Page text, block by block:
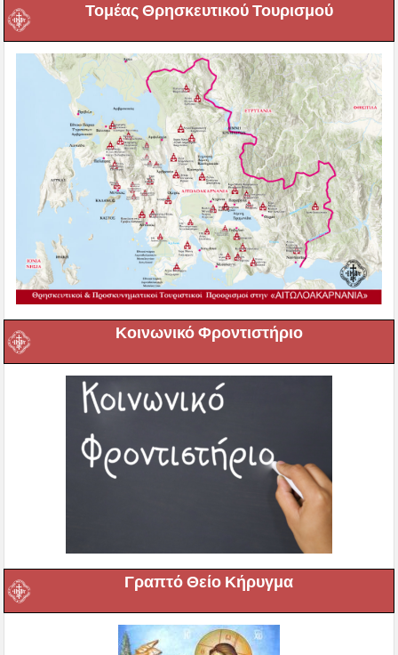
Τομέας Θρησκευτικού Τουρισμού
Κοινωνικό Φροντιστήριο
Γραπτό Θείο Κήρυγμα